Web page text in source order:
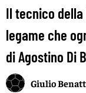
Il tecnico della
legame che
di Agostino Di
Giulio